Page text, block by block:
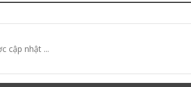
cập nhật ...